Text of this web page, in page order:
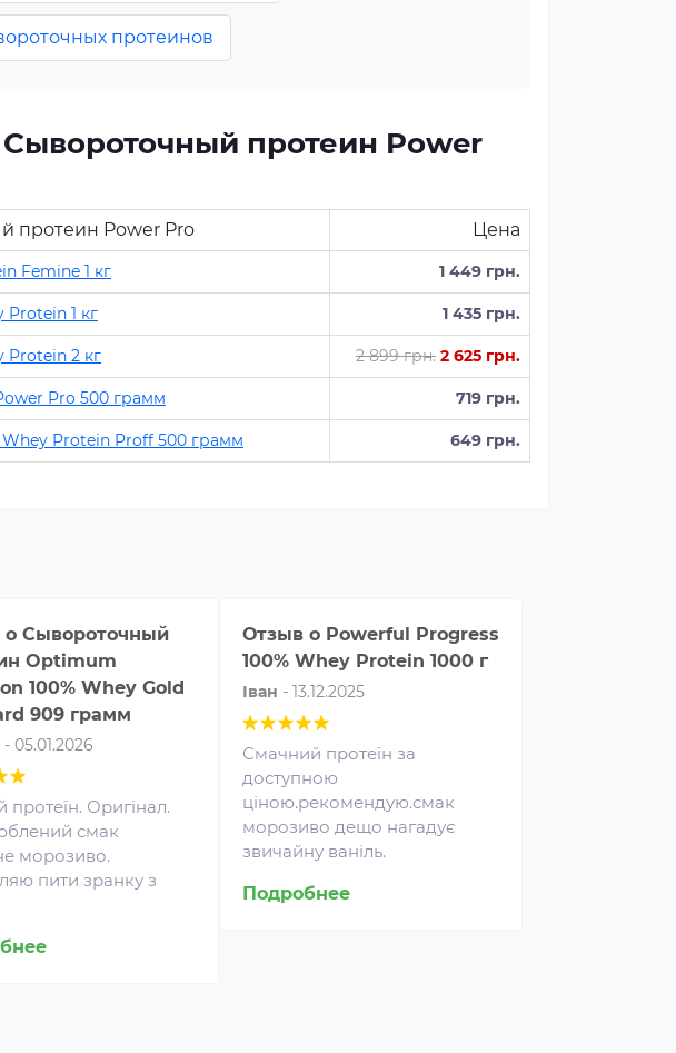
протеинов
протеин Power
протеин Power Pro Цена
Femine 1 кг 1 449 грн.
Protein 1 кг 1 435 грн.
Protein 2 кг 2 899 грн. 2 625 грн.
Pro 500 грамм 719 грн.
Whey Protein Proff 500 грамм 649 грн.
о Сывороточный
Optimum
100% Whey Gold
909 грамм
- 05.01.2026
протеїн. Оригінал.
смак
морозиво.
пити зранку з
Отзыв о Powerful Progress
100% Whey Protein 1000 г
Іван - 13.12.2025
Смачний протеїн за
доступною
ціною.рекомендую.смак
морозиво дещо нагадує
звичайну ваніль.
Подробнее